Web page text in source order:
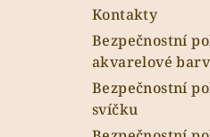
Kontakty
Bezpečnostní
akvarelové
Bezpečnostní
svíčku